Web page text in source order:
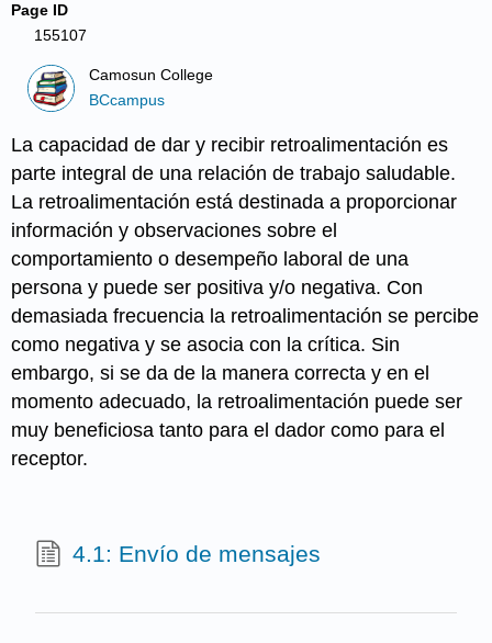
Page ID
155107
Camosun College
BCcampus
La capacidad de dar y recibir retroalimentación es
parte integral de una relación de trabajo saludable.
La retroalimentación está destinada a proporcionar
información y observaciones sobre el
comportamiento o desempeño laboral de una
persona y puede ser positiva y/o negativa. Con
demasiada frecuencia la retroalimentación se percibe
como negativa y se asocia con la crítica. Sin
embargo, si se da de la manera correcta y en el
momento adecuado, la retroalimentación puede ser
muy beneficiosa tanto para el dador como para el
receptor.
4.1: Envío de mensajes